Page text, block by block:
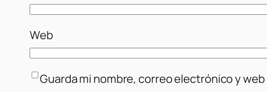
Web
Guarda mi nombre, correo electrónico y